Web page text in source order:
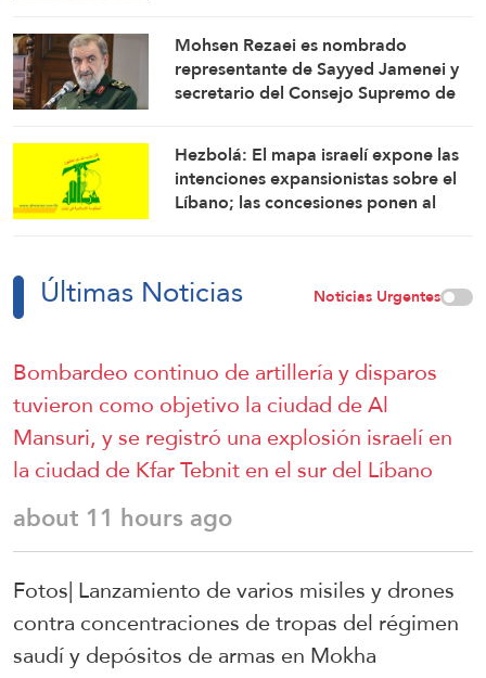
Mohsen Rezaei es nombrado
representante de Sayyed Jamenei y
secretario del Consejo Supremo de
Hezbolá: El mapa israelí expone las
intenciones expansionistas sobre el
Líbano; las concesiones ponen al
Últimas Noticias Noticias Urgentes
Bombardeo continuo de artillería y disparos
tuvieron como objetivo la ciudad de Al
Mansuri, y se registró una explosión israelí en
la ciudad de Kfar Tebnit en el sur del Líbano
about 11 hours ago
Fotos| Lanzamiento de varios misiles y drones
contra concentraciones de tropas del régimen
saudí y depósitos de armas en Mokha